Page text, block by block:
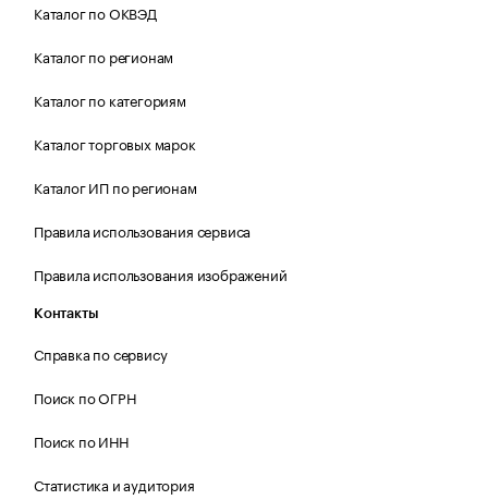
Каталог по ОКВЭД
Каталог по регионам
Каталог по категориям
Каталог торговых марок
Каталог ИП по регионам
Правила использования сервиса
Правила использования изображений
Контакты
Справка по сервису
Поиск по ОГРН
Поиск по ИНН
Статистика и аудитория